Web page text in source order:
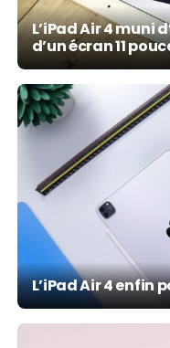
L’iPad Air 4 muni
d’un écran 11
L’iPad Air 4 enfin